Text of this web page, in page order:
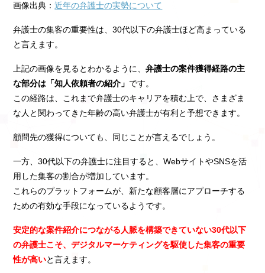
画像出典：近年の弁護士の実勢について
弁護士の集客の重要性は、30代以下の弁護士ほど高まっている
と言えます。
上記の画像を見るとわかるように、弁護士の案件獲得経路の主
な部分は「知人依頼者の紹介」 です。
この経路は、これまで弁護士のキャリアを積む上で、さまざま
な人と関わってきた年齢の高い弁護士が有利と予想できます。
顧問先の獲得についても、同じことが言えるでしょう。
一方、30代以下の弁護士に注目すると、WebサイトやSNSを活
用した集客の割合が増加しています。
これらのプラットフォームが、新たな顧客層にアプローチする
ための有効な手段になっているようです。
安定的な案件紹介につながる人脈を構築できていない30代以下
の弁護士こそ、デジタルマーケティングを駆使した集客の重要
性が高いと言えます。